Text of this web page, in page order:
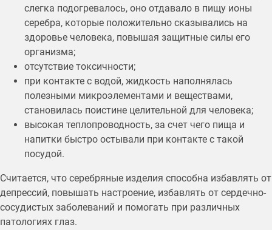
слегка подогревалось, оно отдавало в пищу ионы
серебра, которые положительно сказывались на
здоровье человека, повышая защитные силы его
организма;
отсутствие токсичности;
при контакте с водой, жидкость наполнялась
полезными микроэлементами и веществами,
становилась поистине целительной для человека;
высокая теплопроводность, за счет чего пища и
напитки быстро остывали при контакте с такой
посудой.
Считается, что серебряные изделия способна избавлять от
депрессий, повышать настроение, избавлять от сердечно-
сосудистых заболеваний и помогать при различных
патологиях глаз.